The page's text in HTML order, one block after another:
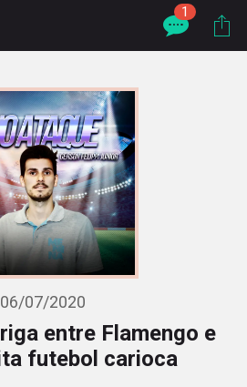
1
06/07/2020
entre Flamengo e
futebol carioca